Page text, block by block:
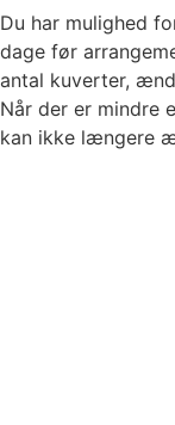
Du har mulighed
dage før
antal kuverter,
Når der er mindre
kan ikke længere